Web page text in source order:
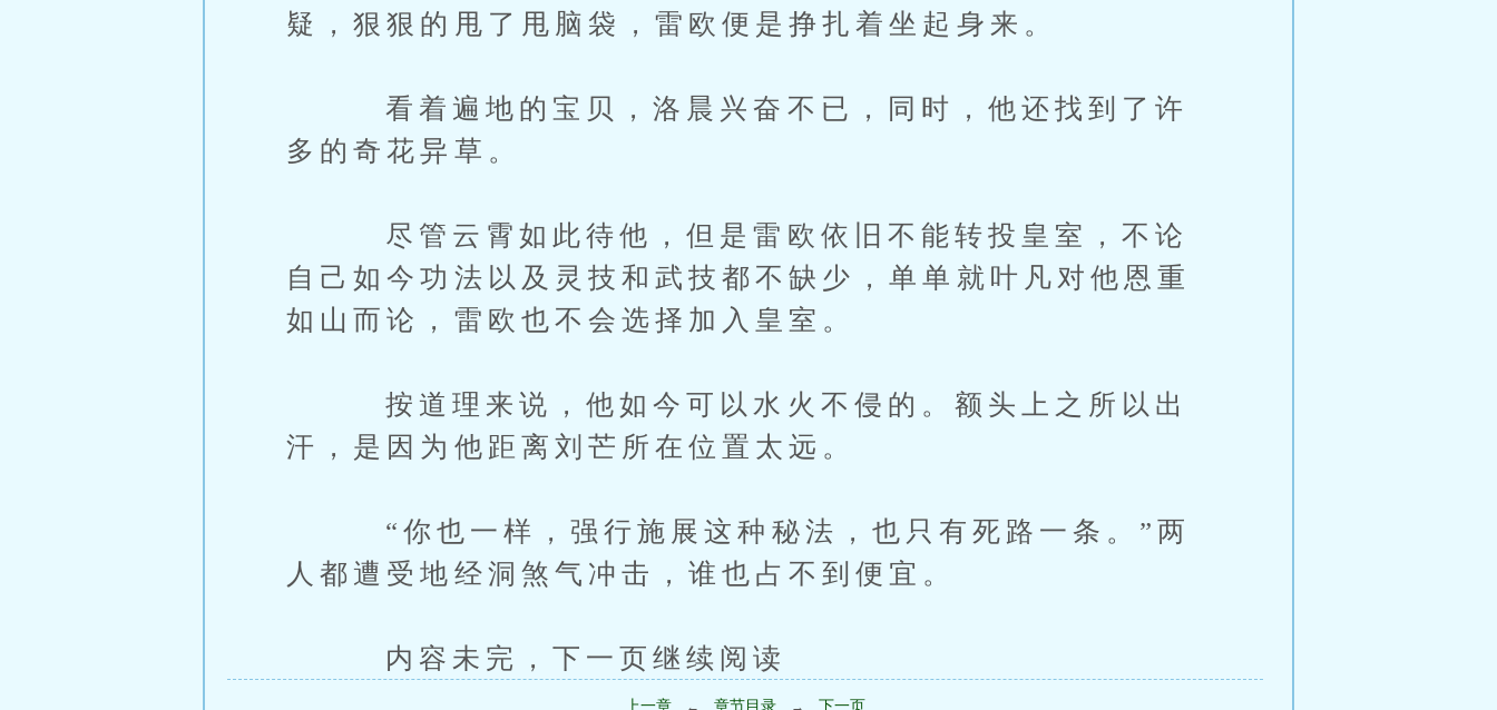
疑，狠狠的甩了甩脑袋，雷欧便是挣扎着坐起身来。
看着遍地的宝贝，洛晨兴奋不已，同时，他还找到了许
多的奇花异草。
尽管云霄如此待他，但是雷欧依旧不能转投皇室，不论
自己如今功法以及灵技和武技都不缺少，单单就叶凡对他恩重
如山而论，雷欧也不会选择加入皇室。
按道理来说，他如今可以水火不侵的。额头上之所以出
汗，是因为他距离刘芒所在位置太远。
“你也一样，强行施展这种秘法，也只有死路一条。”两
人都遭受地经洞煞气冲击，谁也占不到便宜。
内容未完，下一页继续阅读
上一章 ← 章节目录 → 下一页